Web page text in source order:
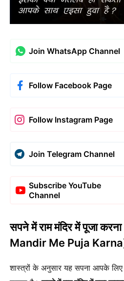
Join WhatsApp Channel
Follow Facebook Page
Follow Instagram Page
Join Telegram Channel
Subscribe YouTube
Channel
सपने में राम मंदिर में पूजा
Mandir Me Puja
शास्त्रों के अनुसार यह सपना आपके लिए